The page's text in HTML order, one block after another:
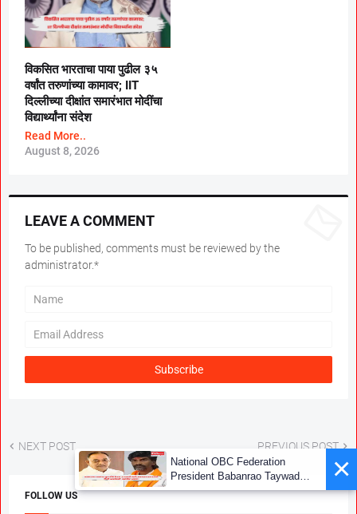
विकसित भारताचा पाया पुढील ३५
वर्षांत तरुणांच्या कामावर; IIT
दिल्लीच्या दीक्षांत समारंभात मोदींचा
विद्यार्थ्यांना संदेश
Read More..
August 8, 2026
LEAVE A COMMENT
To be published, comments must be reviewed by the
administrator.*
NEXT POST PREVIOUS POST
FOLLOW US
×
National OBC Federation
President Babanrao Taywade
Claims Only 27 Kunbi